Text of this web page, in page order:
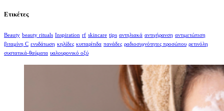
Ετικέτες
Beauty beauty rituals Inspiration rf skincare tips αντηλιακά αντιγήρανση αντιμετώπιση
βιταμίνη C ενυδάτωση κηλίδες κυτταρίτιδα πανάδες ραδιοσυχνότητες προσώπου ρετινόλη
συστατικά-θαύματα υαλουρονικό οξύ